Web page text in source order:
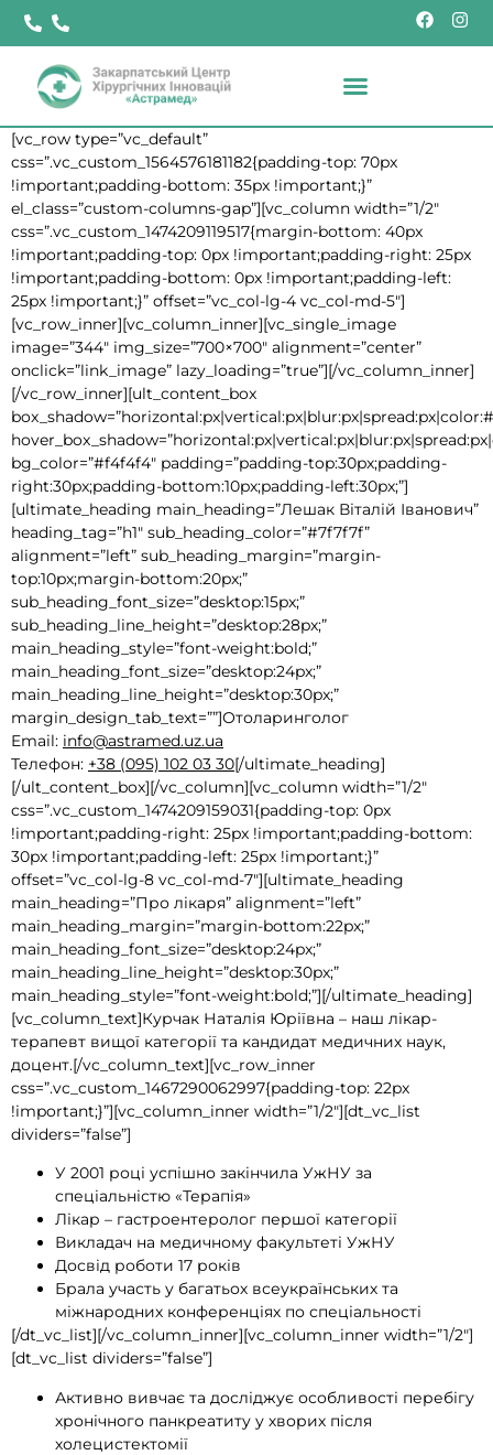
[vc_row type=”vc_default”
css=”.vc_custom_1564576181182{padding-top: 70px
!important;padding-bottom: 35px !important;}”
el_class=”custom-columns-gap”][vc_column width=”1/2″
css=”.vc_custom_1474209119517{margin-bottom: 40px
!important;padding-top: 0px !important;padding-right: 25px
!important;padding-bottom: 0px !important;padding-left:
25px !important;}” offset=”vc_col-lg-4 vc_col-md-5″]
[vc_row_inner][vc_column_inner][vc_single_image
image=”344″ img_size=”700×700″ alignment=”center”
onclick=”link_image” lazy_loading=”true”][/vc_column_inner]
[/vc_row_inner][ult_content_box
bg_color=”#f4f4f4″ padding=”padding-top:30px;padding-
right:30px;padding-bottom:10px;padding-left:30px;”]
[ultimate_heading main_heading=”Лешак Віталій Іванович”
heading_tag=”h1″ sub_heading_color=”#7f7f7f”
alignment=”left” sub_heading_margin=”margin-
top:10px;margin-bottom:20px;”
sub_heading_font_size=”desktop:15px;”
sub_heading_line_height=”desktop:28px;”
main_heading_style=”font-weight:bold;”
main_heading_font_size=”desktop:24px;”
main_heading_line_height=”desktop:30px;”
margin_design_tab_text=””]Отоларинголог
Email: info@astramed.uz.ua
Телефон: +38 (095) 102 03 30[/ultimate_heading]
[/ult_content_box][/vc_column][vc_column width=”1/2″
css=”.vc_custom_1474209159031{padding-top: 0px
!important;padding-right: 25px !important;padding-bottom:
30px !important;padding-left: 25px !important;}”
offset=”vc_col-lg-8 vc_col-md-7″][ultimate_heading
main_heading=”Про лікаря” alignment=”left”
main_heading_margin=”margin-bottom:22px;”
main_heading_font_size=”desktop:24px;”
main_heading_line_height=”desktop:30px;”
main_heading_style=”font-weight:bold;”][/ultimate_heading]
[vc_column_text]Курчак Наталія Юріївна – наш лікар-
терапевт вищої категорії та кандидат медичних наук,
доцент.[/vc_column_text][vc_row_inner
css=”.vc_custom_1467290062997{padding-top: 22px
!important;}”][vc_column_inner width=”1/2″][dt_vc_list
dividers=”false”]
У 2001 році успішно закінчила УжНУ за
спеціальністю «Терапія»
Лікар – гастроентеролог першої категорії
Викладач на медичному факультеті УжНУ
Досвід роботи 17 років
Брала участь у багатьох всеукраїнських та
міжнародних конференціях по спеціальності
[/dt_vc_list][/vc_column_inner][vc_column_inner width=”1/2″]
[dt_vc_list dividers=”false”]
Активно вивчає та досліджує особливості перебігу
хронічного панкреатиту у хворих після
холецистектомії